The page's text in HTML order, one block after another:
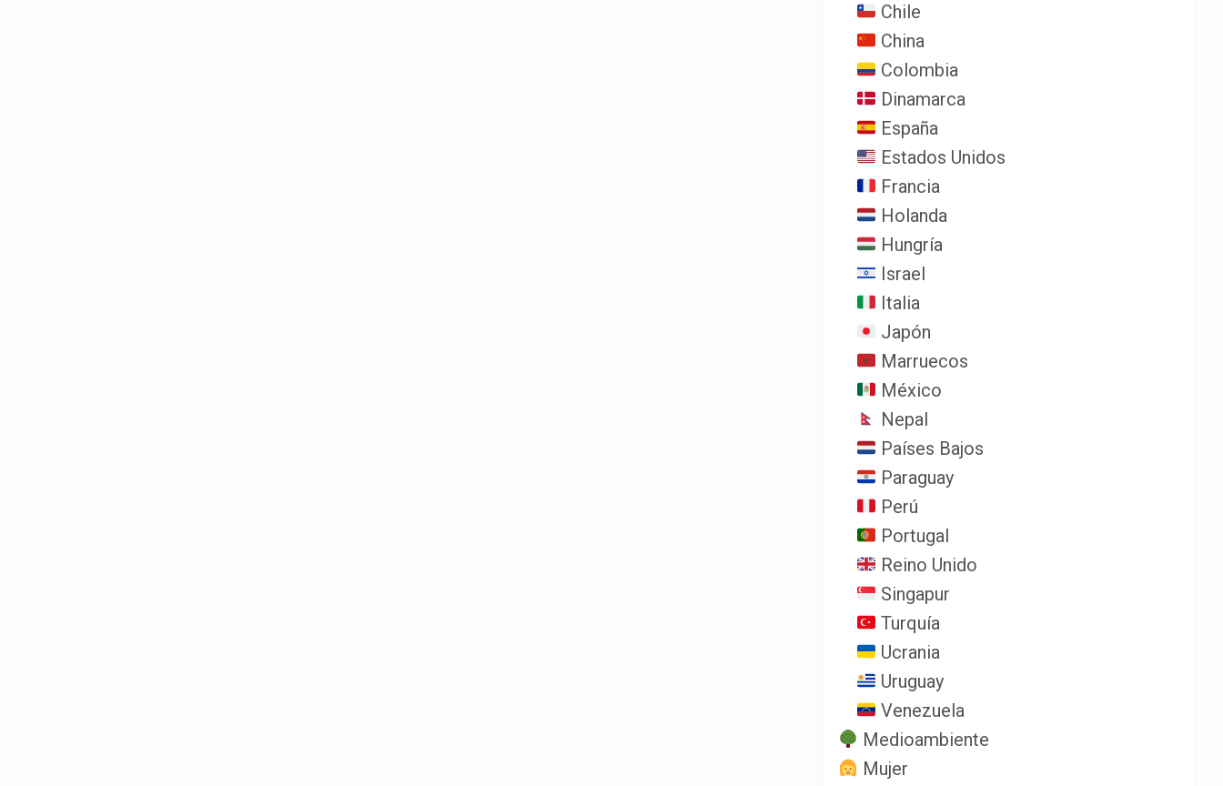
Chile
China
Colombia
Dinamarca
España
Estados Unidos
Francia
Holanda
Hungría
Israel
Italia
Japón
Marruecos
México
Nepal
Países Bajos
Paraguay
Perú
Portugal
Reino Unido
Singapur
Turquía
Ucrania
Uruguay
Venezuela
Medioambiente
Mujer